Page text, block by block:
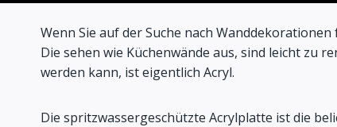
Wenn Sie auf der Suche nach
Die sehen wie Küchenwände aus, sind leicht zu
werden kann, ist eigentlich Acryl.
Die spritzwassergeschützte Acrylplatte ist die